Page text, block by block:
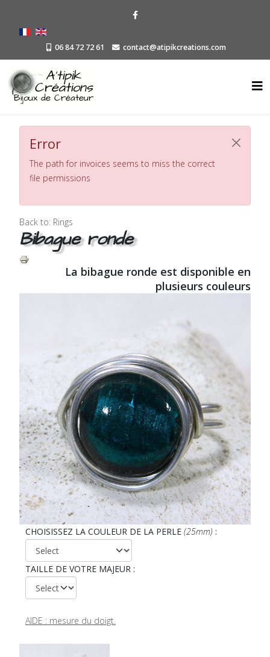
06 84 72 72 61 contact@atipikcreations.com
Error
The path for invoices seems to miss the correct
file permissions
Back to: Rings
Bibague ronde
La bibague ronde est disponible en
plusieurs couleurs
CHOISISSEZ LA COULEUR DE LA PERLE (25mm) :
TAILLE DE VOTRE MAJEUR :
AIDE : mesure du doigt.